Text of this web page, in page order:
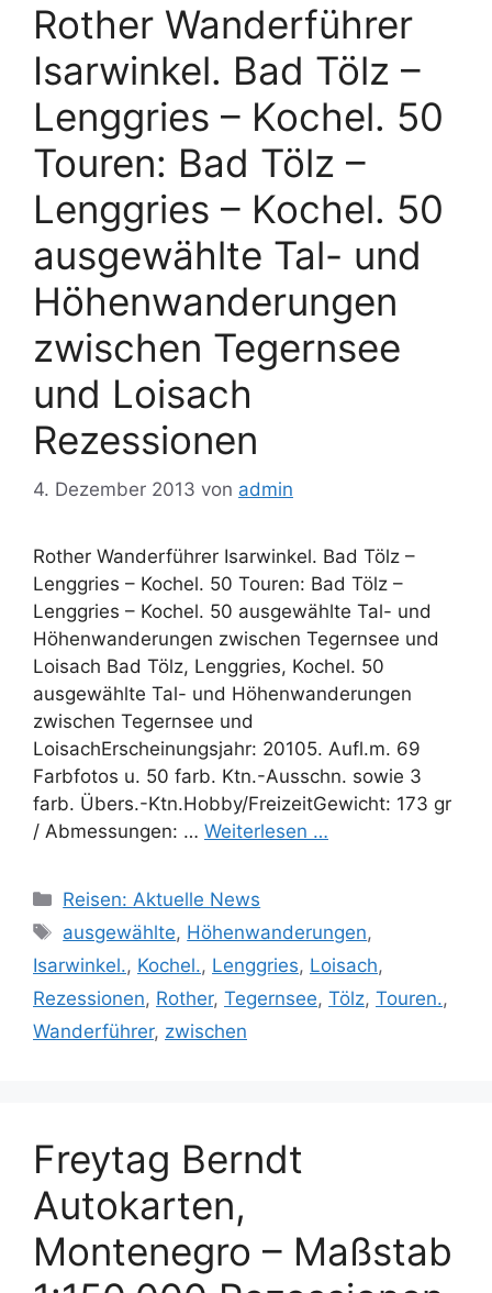
Rother Wanderführer
Isarwinkel. Bad Tölz –
Lenggries – Kochel. 50
Touren: Bad Tölz –
Lenggries – Kochel. 50
ausgewählte Tal- und
Höhenwanderungen
zwischen Tegernsee
und Loisach
Rezessionen
4. Dezember 2013 von admin
Rother Wanderführer Isarwinkel. Bad Tölz –
Lenggries – Kochel. 50 Touren: Bad Tölz –
Lenggries – Kochel. 50 ausgewählte Tal- und
Höhenwanderungen zwischen Tegernsee und
Loisach Bad Tölz, Lenggries, Kochel. 50
ausgewählte Tal- und Höhenwanderungen
zwischen Tegernsee und
LoisachErscheinungsjahr: 20105. Aufl.m. 69
Farbfotos u. 50 farb. Ktn.-Ausschn. sowie 3
farb. Übers.-Ktn.Hobby/FreizeitGewicht: 173 gr
/ Abmessungen: … Weiterlesen …
Kategorien
Reisen: Aktuelle News
Schlagwörter
ausgewählte, Höhenwanderungen,
Isarwinkel., Kochel., Lenggries, Loisach,
Rezessionen, Rother, Tegernsee, Tölz, Touren.,
Wanderführer, zwischen
Freytag Berndt
Autokarten,
Montenegro – Maßstab